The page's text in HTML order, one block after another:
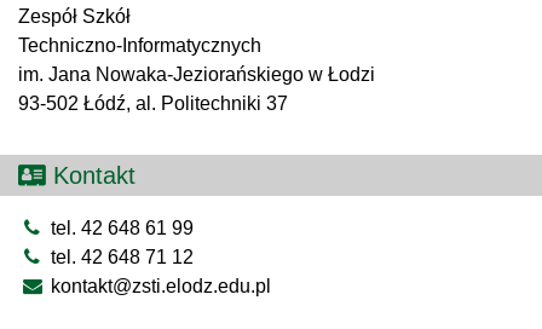
Zespół Szkół
Techniczno-Informatycznych
im. Jana Nowaka-Jeziorańskiego w Łodzi
93-502 Łódź, al. Politechniki 37
Kontakt
tel. 42 648 61 99
tel. 42 648 71 12
kontakt@zsti.elodz.edu.pl